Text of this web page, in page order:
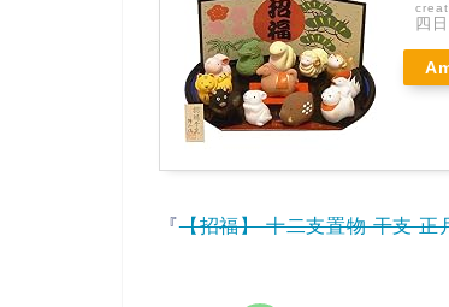
四
『【招福】 十二支置物 干支 正